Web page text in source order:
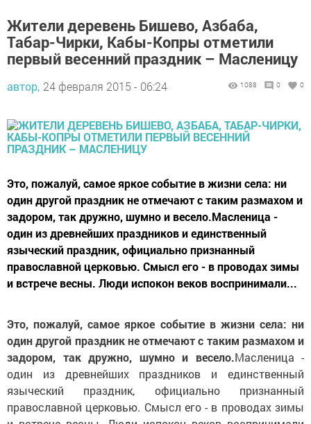
Жители деревень Бишево, Азбаба,
Табар-Чирки, Кабы-Копры отметили
первый весенний праздник – Масленицу
автор, 24 февраля 2015 - 06:24 1088 0 0
Это, пожалуй, самое яркое событие в жизни села: ни
один другой праздник не отмечают с таким размахом и
задором, так дружно, шумно и весело.Масленица -
один из древнейших праздников и единственный
языческий праздник, официально признанный
православной церковью. Смысл его - в проводах зимы
и встрече весны. Люди испокон веков воспринимали...
Это, пожалуй, самое яркое событие в жизни села: ни
один другой праздник не отмечают с таким размахом и
задором, так дружно, шумно и весело.Масленица -
один из древнейших праздников и единственный
языческий праздник, официально признанный
православной церковью. Смысл его - в проводах зимы